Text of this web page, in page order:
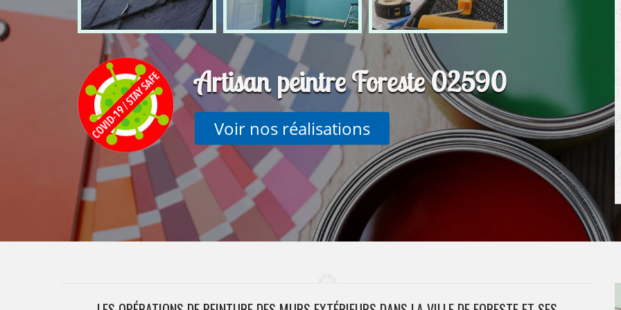
Artisan peintre Foreste 02590
Voir nos réalisations